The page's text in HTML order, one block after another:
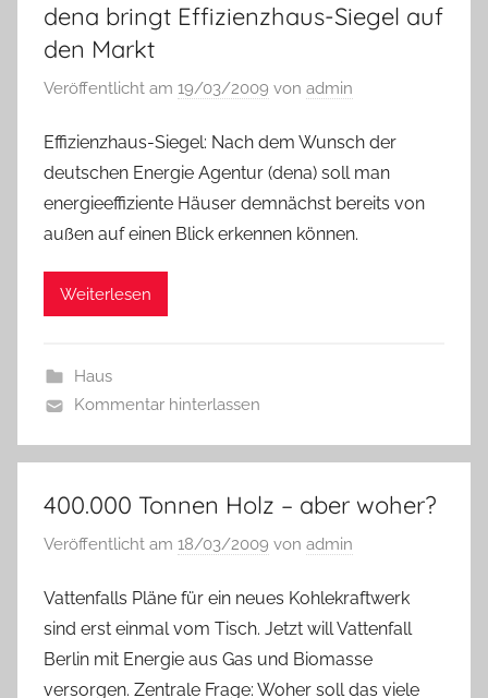
dena bringt Effizienzhaus-Siegel auf
den Markt
Veröffentlicht am 19/03/2009 von admin
Effizienzhaus-Siegel: Nach dem Wunsch der
deutschen Energie Agentur (dena) soll man
energieeffiziente Häuser demnächst bereits von
außen auf einen Blick erkennen können.
Weiterlesen
Haus
Kommentar hinterlassen
400.000 Tonnen Holz – aber woher?
Veröffentlicht am 18/03/2009 von admin
Vattenfalls Pläne für ein neues Kohlekraftwerk
sind erst einmal vom Tisch. Jetzt will Vattenfall
Berlin mit Energie aus Gas und Biomasse
versorgen. Zentrale Frage: Woher soll das viele